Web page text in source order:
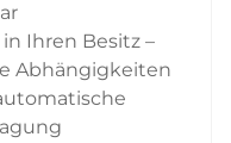
Ihren Besitz –
Abhängigkeiten